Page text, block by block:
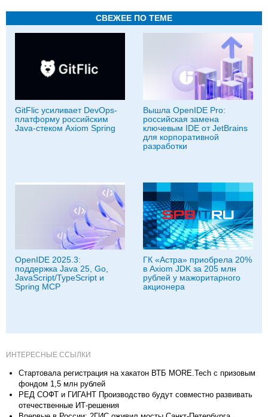
СВЕЖЕЕ ПО ТЕМЕ
GitFlic усиливает DevOps-
платформу российским
Java-стеком Axiom Spring
Вышла OpenIDE Pro:
российская замена
ключевым IDE от JetBrains
для корпоративной
разработки
OpenIDE 2025.3:
поддержка Java 25, Go,
JavaScript/TypeScript и
Spring MCP
ГК «Астра» приобрела 20%
в Axiom JDK за 205 млн
рублей у мажоритарного
акционера
ИНТЕРЕСНЫЕ ССЫЛКИ
Стартовала регистрация на хакатон ВТБ MORE.Tech с призовым
фондом 1,5 млн рублей
РЕД СОФТ и ГИГАНТ Производство будут совместно развивать
отечественные ИТ-решения